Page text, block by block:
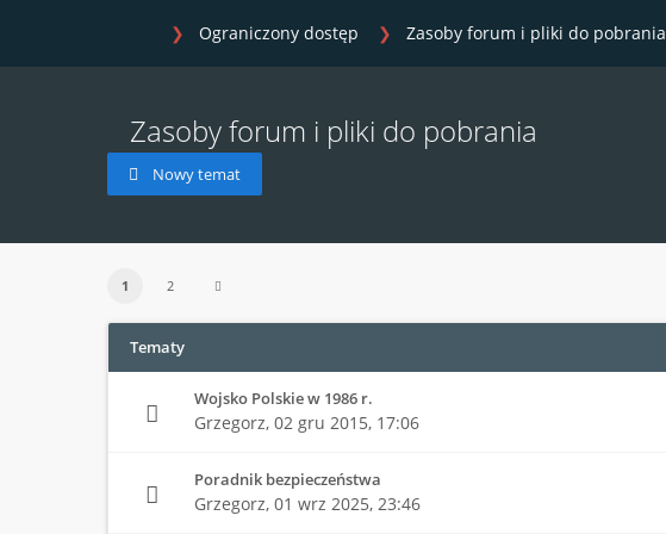
Ograniczony dostęp Zasoby forum i pliki do pobrania
Zasoby forum i pliki do pobrania
Nowy temat
1 2
Tematy
Wojsko Polskie w 1986 r.
Grzegorz, 02 gru 2015, 17:06
Poradnik bezpieczeństwa
Grzegorz, 01 wrz 2025, 23:46